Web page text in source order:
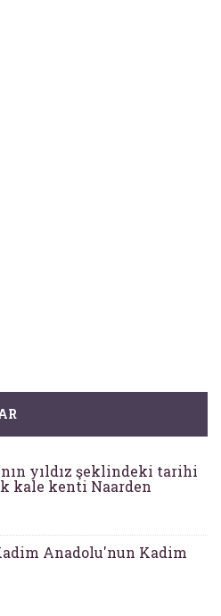
yıldız şeklindeki tarihi
kale kenti Naarden
Anadolu'nun Kadim